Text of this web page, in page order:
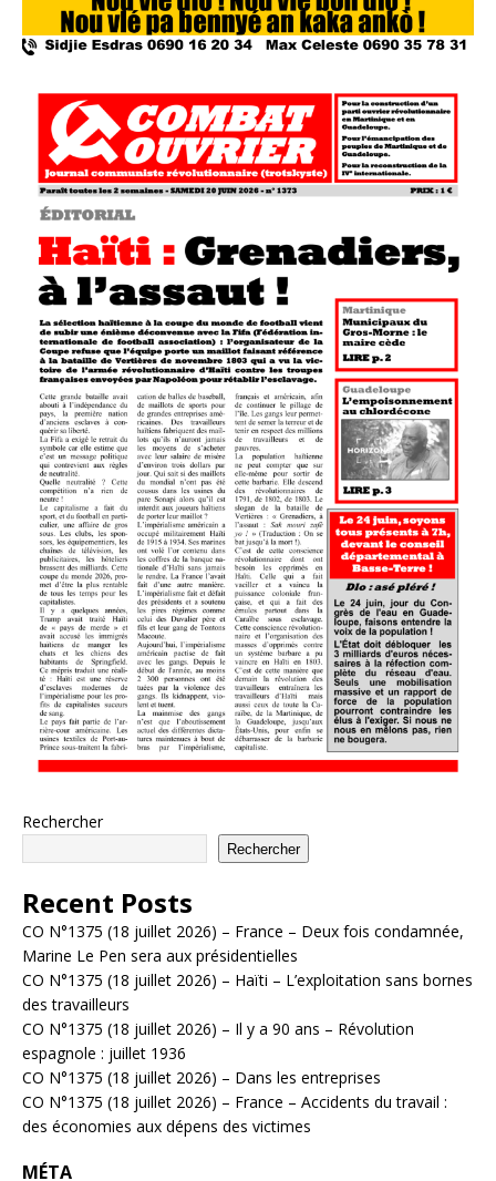
Rechercher
Rechercher
Recent Posts
CO N°1375 (18 juillet 2026) – France – Deux fois condamnée,
Marine Le Pen sera aux présidentielles
CO N°1375 (18 juillet 2026) – Haïti – L’exploitation sans bornes
des travailleurs
CO N°1375 (18 juillet 2026) – Il y a 90 ans – Révolution
espagnole : juillet 1936
CO N°1375 (18 juillet 2026) – Dans les entreprises
CO N°1375 (18 juillet 2026) – France – Accidents du travail :
des économies aux dépens des victimes
MÉTA